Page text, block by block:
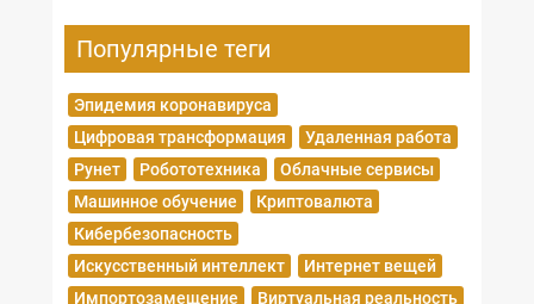
Популярные теги
Эпидемия коронавируса
Цифровая трансформация
Удаленная работа
Рунет
Робототехника
Облачные сервисы
Машинное обучение
Криптовалюта
Кибербезопасность
Искусственный интеллект
Интернет вещей
Импортозамещение
Виртуальная реальность